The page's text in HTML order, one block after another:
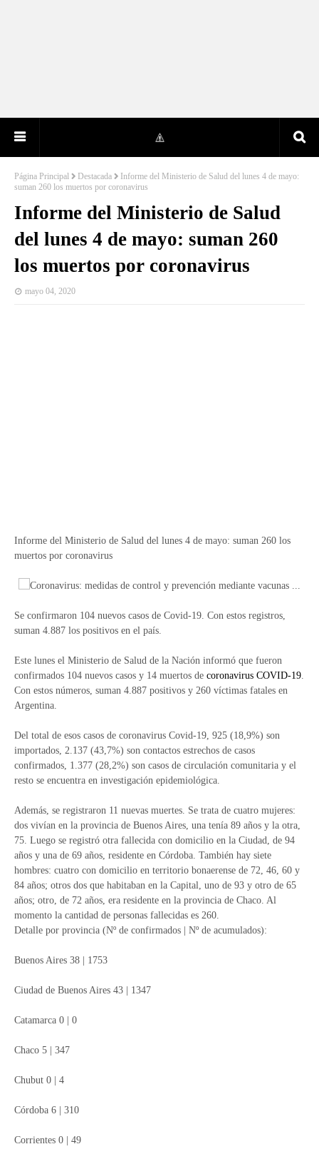
Página Principal Destacada
Informe del Ministerio de Salud del lunes 4 de mayo:
suman 260 los muertos por coronavirus
Informe del Ministerio de Salud
del lunes 4 de mayo: suman 260
los muertos por coronavirus
mayo 04, 2020
Informe del Ministerio de Salud del lunes 4 de mayo: suman 260 los
muertos por coronavirus
Se confirmaron 104 nuevos casos de Covid-19. Con estos registros,
suman 4.887 los positivos en el país.
Este lunes el Ministerio de Salud de la Nación informó que fueron
confirmados 104 nuevos casos y 14 muertos de coronavirus COVID-19.
Con estos números, suman 4.887 positivos y 260 víctimas fatales en
Argentina.
Del total de esos casos de coronavirus Covid-19, 925 (18,9%) son
importados, 2.137 (43,7%) son contactos estrechos de casos
confirmados, 1.377 (28,2%) son casos de circulación comunitaria y el
resto se encuentra en investigación epidemiológica.
Además, se registraron 11 nuevas muertes. Se trata de cuatro mujeres:
dos vivían en la provincia de Buenos Aires, una tenía 89 años y la otra,
75. Luego se registró otra fallecida con domicilio en la Ciudad, de 94
años y una de 69 años, residente en Córdoba. También hay siete
hombres: cuatro con domicilio en territorio bonaerense de 72, 46, 60 y
84 años; otros dos que habitaban en la Capital, uno de 93 y otro de 65
años; otro, de 72 años, era residente en la provincia de Chaco. Al
momento la cantidad de personas fallecidas es 260.
Detalle por provincia (Nº de confirmados | Nº de acumulados):
Buenos Aires 38 | 1753
Ciudad de Buenos Aires 43 | 1347
Catamarca 0 | 0
Chaco 5 | 347
Chubut 0 | 4
Córdoba 6 | 310
Corrientes 0 | 49